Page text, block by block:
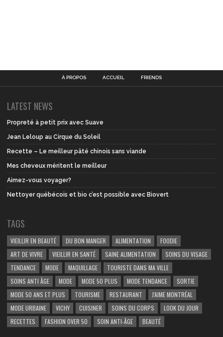
À PROPOS ACCUEIL FRIENDS
LATEST NEWS
Propreté à petit prix avec Suave
Jean Leloup au Cirque du Soleil
Recette – Le meilleur pâté chinois sans viande
Mes cheveux méritent le meilleur
Aimez-vous voyager?
Nettoyer québécois et bio c’est possible avec Biovert
TAGS
VIEILLIR EN BEAUTÉ DU BON MANGER ALIMENTATION
FOODIE
ART DE VIVRE
VIEILLIR EN SANTÉ SAINE ALIMENTATION
SOINS DU VISAGE
TENDANCE
MODE MAQUILLAGE
TOURISTE DANS MA VILLE
SOINS ANTI ÂGE
MODE MODE 50 PLUS MODE TENDANCE
SORTIE
MODE 50 ANS ET PLUS
TOURISME RESTAURANT
J'AIME MONTRÉAL
MODE URBAINE
VICHY CUISINER SOINS DU CORPS
LOOK DU JOUR
RECETTES
FASHION OVER 50 SOIN ANTI-ÂGE BEAUTÉ